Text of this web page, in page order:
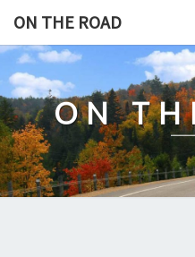
content
ON THE ROAD
ON